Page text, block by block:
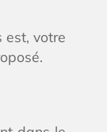
est, votre